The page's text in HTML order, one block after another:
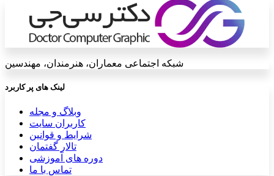
شبکه اجتماعی معماران، هنرمندان، مهندسین
لینک های پر کاربرد
وبلاگ و مجله
کاربران سایت
شرایط و قوانین
تالار گفتمان
دوره های آموزشی
تماس با ما